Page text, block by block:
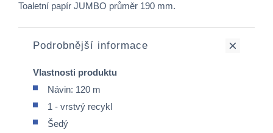
Toaletní papír JUMBO průměr 190 mm.
Podrobnější informace
Vlastnosti produktu
Návin: 120 m
1 - vrstvý recykl
Šedý